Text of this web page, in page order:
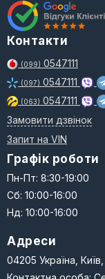
Контакти
(099) 0547111
(097) 0547111
(063) 0547111
Замовити дзвінок
Запит на VIN
Графік роботи
Пн-Пт: 8:30-19:00
Сб: 10:00-16:00
Нд: 10:00-16:00
Адреси
04205 Україна,